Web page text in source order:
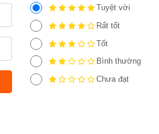
Tuyệt vời
Rất tốt
Tốt
Bình thường
Chưa đạt